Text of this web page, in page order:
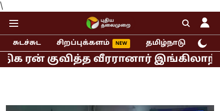
\
சுடச்சுட சிறப்புக்களம் தமிழ்நாடு
வீரரானார் இங்கிலாந்து ஜோஸ்